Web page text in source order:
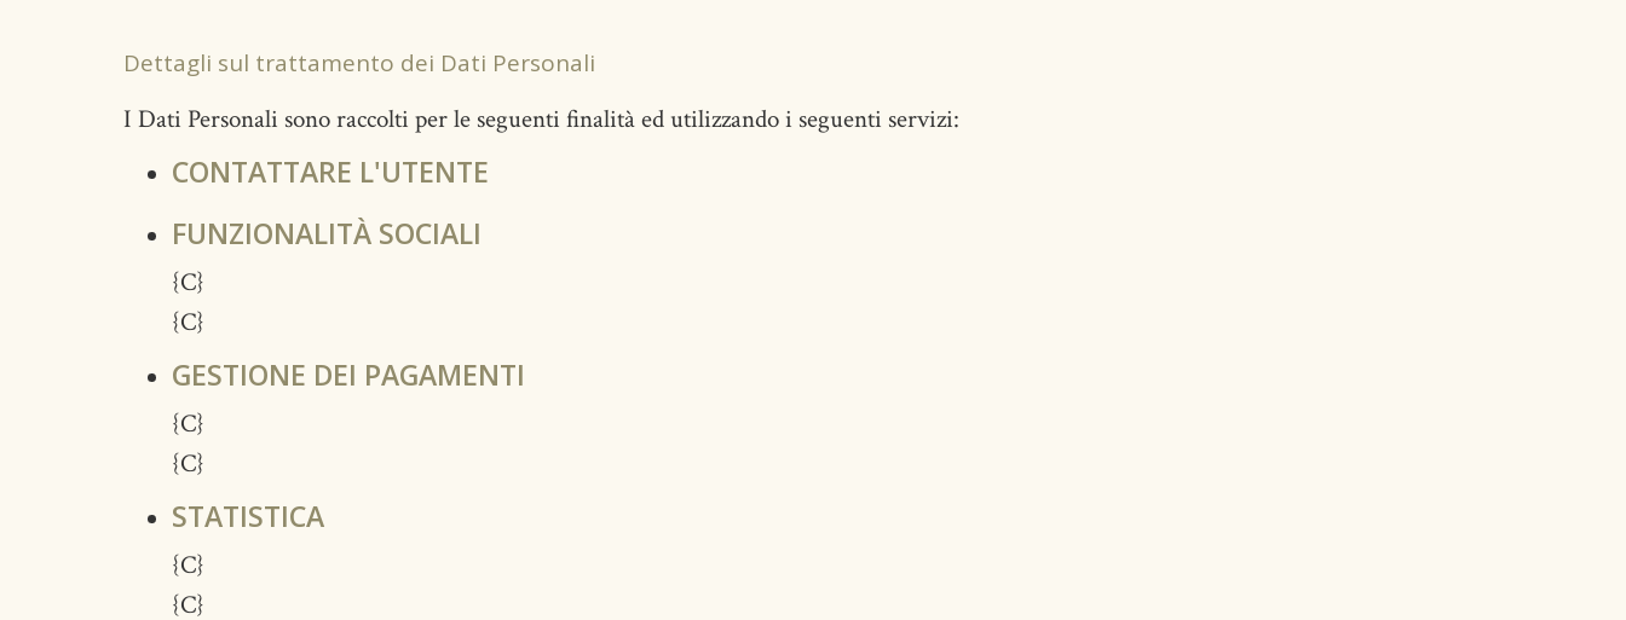
Dettagli sul trattamento dei Dati Personali
I Dati Personali sono raccolti per le seguenti finalità ed utilizzando i seguenti servizi:
CONTATTARE L'UTENTE
FUNZIONALITÀ SOCIALI
{C}
{C}
GESTIONE DEI PAGAMENTI
{C}
{C}
STATISTICA
{C}
{C}